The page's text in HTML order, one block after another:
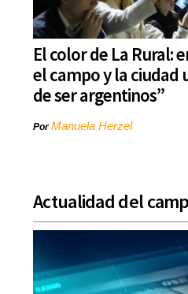
El color de La Rural:
el campo y la ciudad
de ser argentinos”
PorManuela Herzel
Actualidad del